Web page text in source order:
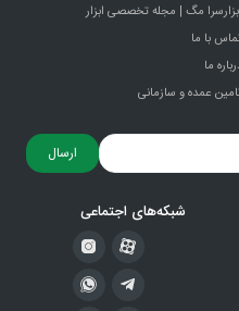
مگ | مجله تخصصی ابزار
با ما
ما
عمده و سازمانی
ارسال
شبکه‌های اجتماعی